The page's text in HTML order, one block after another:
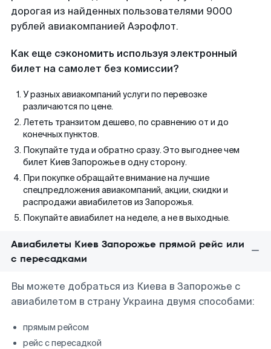
дорогая из найденных пользователями 9000
рублей авиакомпанией Аэрофлот.
Как еще сэкономить используя электронный
билет на самолет без комиссии?
У разных авиакомпаний услуги по перевозке
различаются по цене.
Лететь транзитом дешево, по сравнению от и до
конечных пунктов.
Покупайте туда и обратно сразу. Это выгоднее чем
билет Киев Запорожье в одну сторону.
При покупке обращайте внимание на лучшие
спецпредложения авиакомпаний, акции, скидки и
распродажи авиабилетов из Запорожья.
Покупайте авиабилет на неделе, а не в выходные.
Авиабилеты Киев Запорожье прямой рейс или
с пересадками
Вы можете добраться из Киева в Запорожье с
авиабилетом в страну Украина двумя способами:
прямым рейсом
рейс с пересадкой